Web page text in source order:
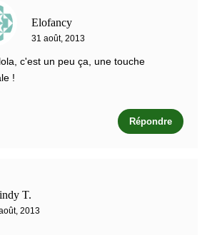
Elofancy
31 août, 2013
c'est un peu ça, une touche
!
Répondre
T.
2013